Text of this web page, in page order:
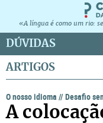
«A língua é como um rio:
DÚVIDAS
ARTIGOS
O nosso idioma //Desafio
A